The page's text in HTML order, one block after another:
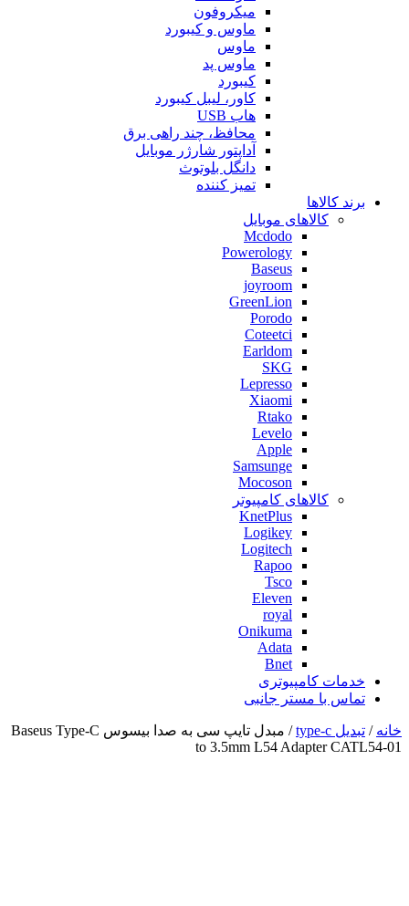
میکروفون
ماوس و کیبورد
ماوس
ماوس پد
کیبورد
کاور، لیبل کیبورد
هاب USB
محافظ، چند راهی برق
آداپتور شارژر موبایل
دانگل بلوتوث
تمیز کننده
برند کالاها
کالاهای موبایل
Mcdodo
Powerology
Baseus
joyroom
GreenLion
Porodo
Coteetci
Earldom
SKG
Lepresso
Xiaomi
Rtako
Levelo
Apple
Samsunge
Mocoson
کالاهای کامپیوتر
KnetPlus
Logikey
Logitech
Rapoo
Tsco
Eleven
royal
Onikuma
Adata
Bnet
خدمات کامپیوتری
تماس با مستر جانبی
خانه / تبدیل type-c
/ مبدل تایپ سی به صدا بیسوس Baseus Type-C
to 3.5mm L54 Adapter CATL54-01